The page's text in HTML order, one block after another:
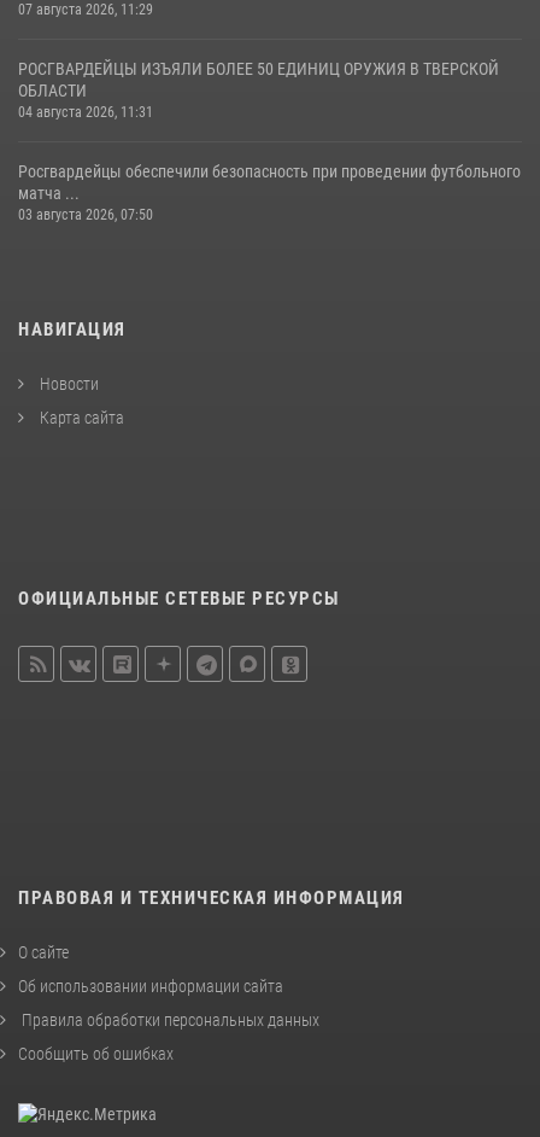
07 августа 2026, 11:29
РОСГВАРДЕЙЦЫ ИЗЪЯЛИ БОЛЕЕ 50 ЕДИНИЦ ОРУЖИЯ В ТВЕРСКОЙ
ОБЛАСТИ
04 августа 2026, 11:31
Росгвардейцы обеспечили безопасность при проведении футбольного
матча ...
03 августа 2026, 07:50
НАВИГАЦИЯ
Новости
Карта сайта
ОФИЦИАЛЬНЫЕ СЕТЕВЫЕ РЕСУРСЫ
ПРАВОВАЯ И ТЕХНИЧЕСКАЯ ИНФОРМАЦИЯ
О сайте
Об использовании информации сайта
Правила обработки персональных данных
Сообщить об ошибках